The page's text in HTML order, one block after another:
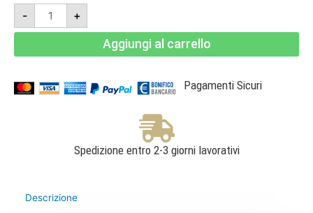
-
Vigna
Sessina
2019
-
DOCG
Dievole
+
Aggiungi al carrello
Pagamenti Sicuri
Spedizione entro 2-3 giorni lavorativi
Descrizione